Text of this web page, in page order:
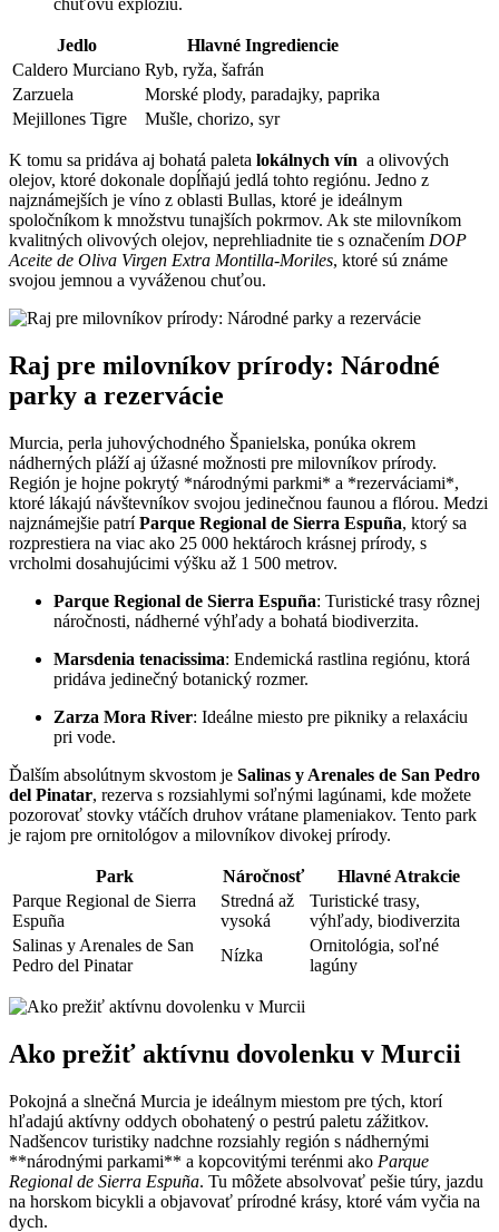
chuťovú explóziu.
Jedlo
Hlavné Ingrediencie
Caldero⁣ Murciano Ryb, ryža, šafrán
Zarzuela
Morské plody, paradajky, paprika
Mejillones Tigre
Mušle, chorizo, syr
K tomu sa pridáva aj bohatá paleta lokálnych vín ⁢ a olivových
olejov, ktoré dokonale dopĺňajú jedlá ​tohto regiónu. Jedno z
najznámejších je víno z oblasti Bullas, ktoré je ideálnym
spoločníkom ⁣k množstvu tunajších pokrmov. ​Ak ste milovníkom​
kvalitných olivových olejov, neprehliadnite tie ‌s označením DOP
Aceite de Oliva Virgen Extra Montilla-Moriles, ktoré sú známe
svojou jemnou a vyváženou chuťou.
Raj pre milovníkov prírody: Národné
parky‌ a⁢ rezervácie
Murcia, perla juhovýchodného Španielska, ponúka okrem ​
nádherných pláží aj úžasné možnosti pre milovníkov prírody.
Región je hojne pokrytý *národnými parkmi* a *rezerváciami*,
ktoré lákajú návštevníkov svojou jedinečnou faunou a flórou. Medzi
najznámejšie patríParque Regional de Sierra Espuña, ktorý sa⁤
rozprestiera na​ viac ako 25 000 hektároch krásnej prírody, s
vrcholmi ​dosahujúcimi výšku až 1 500 metrov.
Parque Regional de Sierra⁢ Espuña: Turistické trasy rôznej
náročnosti, nádherné‍ výhľady a bohatá biodiverzita.
Marsdenia tenacissima: Endemická rastlina regiónu, ktorá
pridáva jedinečný botanický rozmer.
Zarza Mora River: Ideálne miesto pre pikniky a​ relaxáciu
pri vode.
Ďalším absolútnym skvostom je‌ Salinas y Arenales de San Pedro
del Pinatar, ⁤rezerva s rozsiahlymi ‌soľnými lagúnami, kde možete
pozorovať stovky vtáčích druhov vrátane plameniakov. Tento park
je rajom pre ornitológov a milovníkov divokej prírody.
Park Náročnosť
Hlavné Atrakcie
Parque Regional de Sierra
Espuña
Stredná až
vysoká
Turistické trasy,
výhľady, biodiverzita
Salinas y Arenales de San
Pedro del Pinatar
Nízka
Ornitológia, soľné
lagúny
Ako prežiť aktívnu dovolenku⁢ v Murcii
Pokojná​ a slnečná Murcia je ideálnym miestom pre tých, ktorí
hľadajú aktívny oddych obohatený o pestrú paletu zážitkov.
Nadšencov turistiky nadchne rozsiahly región s nádhernými
**národnými parkami** a kopcovitými terénmi ako Parque
Regional de Sierra Espuña. Tu môžete absolvovať pešie túry, jazdu
na horskom bicykli a objavovať prírodné krásy, ktoré vám vyčia na
dych.